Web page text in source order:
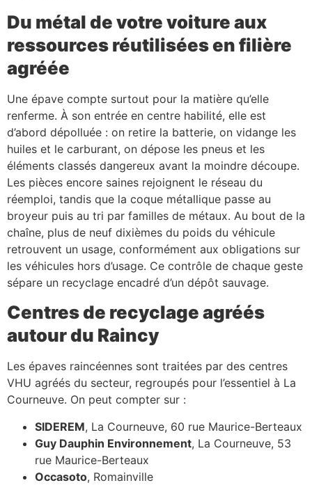
Du métal de votre voiture aux
ressources réutilisées en filière
agréée
Une épave compte surtout pour la matière qu’elle
renferme. À son entrée en centre habilité, elle est
d’abord dépolluée : on retire la batterie, on vidange les
huiles et le carburant, on dépose les pneus et les
éléments classés dangereux avant la moindre découpe.
Les pièces encore saines rejoignent le réseau du
réemploi, tandis que la coque métallique passe au
broyeur puis au tri par familles de métaux. Au bout de la
chaîne, plus de neuf dixièmes du poids du véhicule
retrouvent un usage, conformément aux obligations sur
les véhicules hors d’usage. Ce contrôle de chaque geste
sépare un recyclage encadré d’un dépôt sauvage.
Centres de recyclage agréés
autour du Raincy
Les épaves raincéennes sont traitées par des centres
VHU agréés du secteur, regroupés pour l’essentiel à La
Courneuve. On peut compter sur :
SIDEREM, La Courneuve, 60 rue Maurice-Berteaux
Guy Dauphin Environnement, La Courneuve, 53
rue Maurice-Berteaux
Occasoto, Romainville